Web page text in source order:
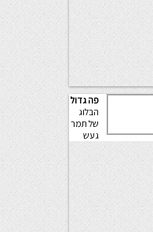
פה גדול
הבלוג
של תמר
געש